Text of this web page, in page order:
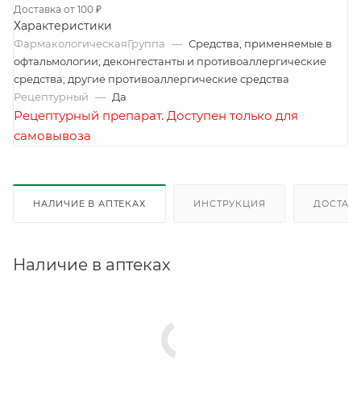
Доставка от 100 ₽
Характеристики
ФармакологическаяГруппа — Средства, применяемые в
офтальмологии; деконгестанты и противоаллергические
средства; другие противоаллергические средства
Рецептурный — Да
Рецептурный препарат. Доступен только для
самовывоза
НАЛИЧИЕ В АПТЕКАХ ИНСТРУКЦИЯ
Наличие в аптеках